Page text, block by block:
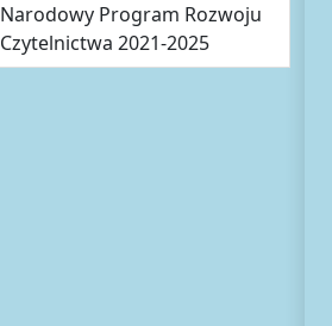
Narodowy Program Rozwoju
Czytelnictwa 2021-2025